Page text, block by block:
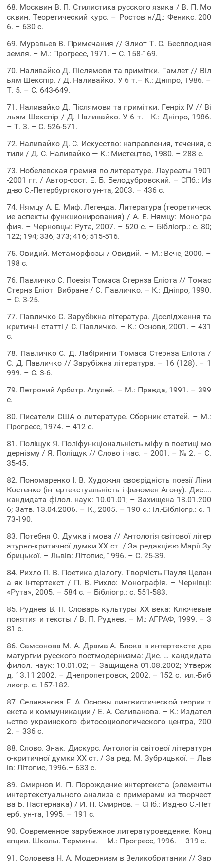
68. Москвин В. П. Стилистика русского язика / В. П. Мо
сквин. Теоретический курс. – Ростов н/Д.: Феникс, 200
6. – 630 с.
69. Муравьев В. Примечания // Элиот Т. С. Бесплодная
земля. – М.: Прогресс, 1971. – С. 158-169.
70. Наливайко Д. Післямови та примітки. Гамлет // Віл
ьям Шекспір. / Д. Наливайко. У 6 т.– К.: Дніпро, 1986. –
Т. 5. – С. 643-649.
71. Наливайко Д. Післямови та примітки. Генріх IV // Ві
льям Шекспір / Д. Наливайко. У 6 т.– К.: Дніпро, 1986.
– Т. 3. – С. 526-571.
72. Наливайко Д. С. Искусство: направления, течения, с
тили / Д. С. Наливайко.— К.: Мистецтво, 1980. – 288 с.
73. Нобелевская премия по литературе. Лауреаты 1901
-2001 гг. / Автор-сост. Е. Б. Белодубровский. – СПб.: Из
д-во С.-Петербургского ун-та, 2003. – 436 с.
74. Нямцу А. Е. Миф. Легенда. Литература (теоретическ
ие аспекты функционирования) / А. Е. Нямцу: Моногра
фия. – Черновцы: Рута, 2007. – 520 с. – Бібліогр.: с. 80;
122; 194; 336; 373; 416; 515-516.
75. Овидий. Метаморфозы / Овидий. – М.: Вече, 2000. –
198 с.
76. Павличко C. Поезія Томаса Стернза Еліота // Томас
Стернз Еліот. Вибране / С. Павличко. – К.: Дніпро, 1990.
– С. 3-25.
77. Павличко С. Зарубіжна література. Дослідження та
критичні статті / С. Павличко. – К.: Основи, 2001. – 431
с.
78. Павличко С. Д. Лабіринти Томаса Стернза Еліота /
С. Д. Павличко // Зарубіжна література. – 16 (128). – 1
999. – С. 3-6.
79. Петроний Арбитр. Апулей. – М.: Правда, 1991. – 399
с.
80. Писатели США о литературе. Сборник статей. – М.:
Прогресс, 1974. – 412 с.
81. Поліщук Я. Поліфункціональність міфу в поетиці мо
дернізму / Я. Поліщук // Слово і час. – 2001. – № 2. – С.
35-45.
82. Пономаренко І. В. Художня своєрідність поезії Ліни
Костенко (інтертекстуальність і феномен Агону): Дис....
кандидата філол. наук: 10.01.01; – Захищена 18.01.200
6; Затв. 13.04.2006. – К., 2005. – 190 с.: іл.-Бібліогр.: с. 1
73-190.
83. Потебня О. Думка і мова // Антологія світової літер
атурно-критичної думки XX ст. / За редакцією Марії Зу
брицької. – Львів: Літопис, 1996. – С. 25-39.
84. Рихло П. В. Поетика діалогу. Творчість Пауля Целан
а як інтертекст / П. В. Рихло: Монографія. – Чернівці:
«Рута», 2005. – 584 с. – Бібліогр.: с. 551-583.
85. Руднев В. П. Словарь культуры XX века: Ключевые
понятия и тексты / В. П. Руднев. – М.: АГРАФ, 1999. – 3
81 с.
86. Самсонова М. А. Драма А. Блока в интертексте дра
матургии русского постмодернизма: Дис. … кандидата
филол. наук: 10.01.02; – Защищена 01.08.2002; Утверж
д. 13.11.2002. – Днепропетровск, 2002. – 152 с.: ил.-Биб
лиогр. с. 157-182.
87. Селиванова Е. А. Основы лингвистической теории т
екста и коммуникации / Е. А. Селиванова. – К.: Издател
ьство украинского фитосоциологического центра, 200
2. – 336 c.
88. Слово. Знак. Дискурс. Антологія світової літературн
о-критичної думки XX ст. / За ред. М. Зубрицької. – Льв
ів: Літопис, 1996.– 633 с.
89. Смирнов И. П. Порождение интертекста (элементы
интертекстуального анализа с примерами из творчест
ва Б. Пастернака) / И. П. Смирнов. – СПб.: Изд-во С.-Пет
ерб. ун-та, 1995. – 191 с.
90. Современное зарубежное литературоведение. Конц
епции. Школы. Термины. – М.: Прогресс, 1996. – 319 с.
91. Соловева Н. А. Модернизм в Великобритании // Зар